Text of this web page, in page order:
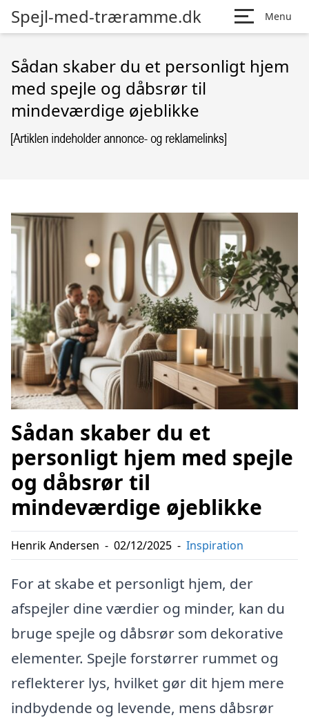
Spejl-med-træramme.dk Menu
Sådan skaber du et personligt hjem
med spejle og dåbsrør til
mindeværdige øjeblikke
Sådan skaber du et
personligt hjem med spejle
og dåbsrør til
mindeværdige øjeblikke
Henrik Andersen - 02/12/2025 - Inspiration
For at skabe et personligt hjem, der
afspejler dine værdier og minder, kan du
bruge spejle og dåbsrør som dekorative
elementer. Spejle forstørrer rummet og
reflekterer lys, hvilket gør dit hjem mere
indbydende og levende, mens dåbsrør